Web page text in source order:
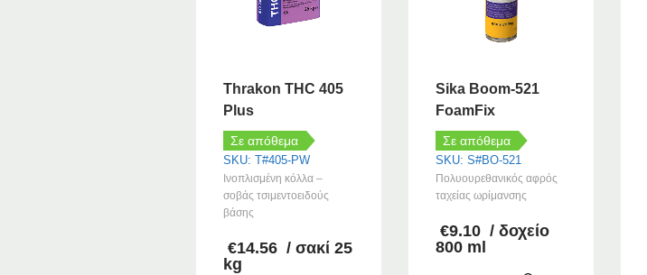
Thrakon THC 405
Plus
Σε απόθεμα
SKU: T#405-PW
Iνοπλισμένη κόλλα –
σοβάς τσιμεντοειδούς
βάσης
€14.56 / σακί 25
kg
Sika Boom-521
FoamFix
Σε απόθεμα
SKU: S#BO-521
Πολυουρεθανικός αφρός
ταχείας ωρίμανσης
€9.10 / δοχείο
800 ml